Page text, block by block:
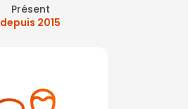
Présent
depuis 2015